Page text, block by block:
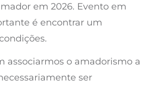
em 2026. Evento em
é encontrar um
associarmos o amadorismo a
ser